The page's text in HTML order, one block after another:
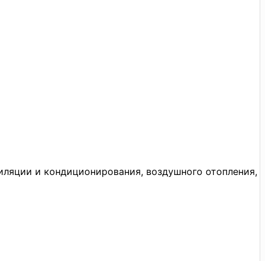
и кондиционирования, воздушного отопления,